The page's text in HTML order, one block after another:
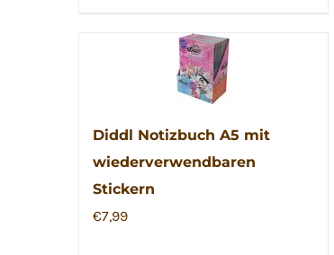
Diddl Notizbuch A5 mit
wiederverwendbaren
Stickern
€7,99